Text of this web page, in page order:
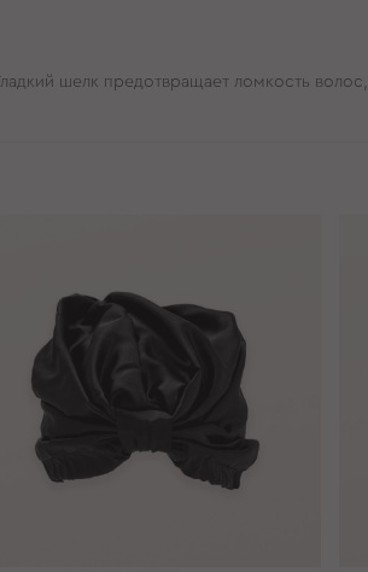
шелк предотвращает ломкость волос,